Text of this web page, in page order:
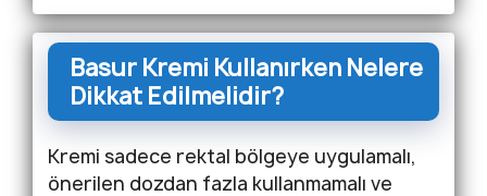
Basur Kremi Kullanırken Nelere
Dikkat Edilmelidir?
Kremi sadece rektal bölgeye uygulamalı,
önerilen dozdan fazla kullanmamalı ve